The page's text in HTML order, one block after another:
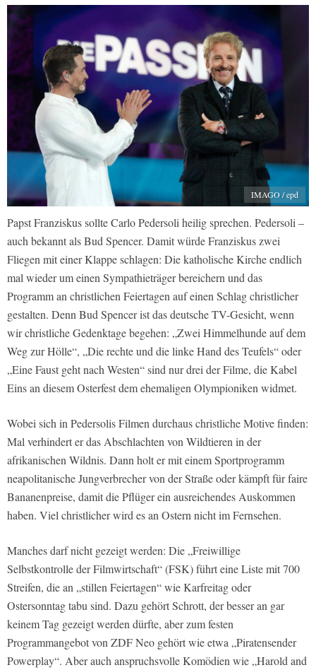
IMAGO / epd
Papst Franziskus sollte Carlo Pedersoli heilig sprechen. Pedersoli –
auch bekannt als Bud Spencer. Damit würde Franziskus zwei
Fliegen mit einer Klappe schlagen: Die katholische Kirche endlich
mal wieder um einen Sympathieträger bereichern und das
Programm an christlichen Feiertagen auf einen Schlag christlicher
gestalten. Denn Bud Spencer ist das deutsche TV-Gesicht, wenn
wir christliche Gedenktage begehen: „Zwei Himmelhunde auf dem
Weg zur Hölle“, „Die rechte und die linke Hand des Teufels“ oder
„Eine Faust geht nach Westen“ sind nur drei der Filme, die Kabel
Eins an diesem Osterfest dem ehemaligen Olympioniken widmet.
Wobei sich in Pedersolis Filmen durchaus christliche Motive finden:
Mal verhindert er das Abschlachten von Wildtieren in der
afrikanischen Wildnis. Dann holt er mit einem Sportprogramm
neapolitanische Jungverbrecher von der Straße oder kämpft für faire
Bananenpreise, damit die Pflüger ein ausreichendes Auskommen
haben. Viel christlicher wird es an Ostern nicht im Fernsehen.
Manches darf nicht gezeigt werden: Die „Freiwillige
Selbstkontrolle der Filmwirtschaft“ (FSK) führt eine Liste mit 700
Streifen, die an „stillen Feiertagen“ wie Karfreitag oder
Ostersonntag tabu sind. Dazu gehört Schrott, der besser an gar
keinem Tag gezeigt werden dürfte, aber zum festen
Programmangebot von ZDF Neo gehört wie etwa „Piratensender
Powerplay“. Aber auch anspruchsvolle Komödien wie „Harold and